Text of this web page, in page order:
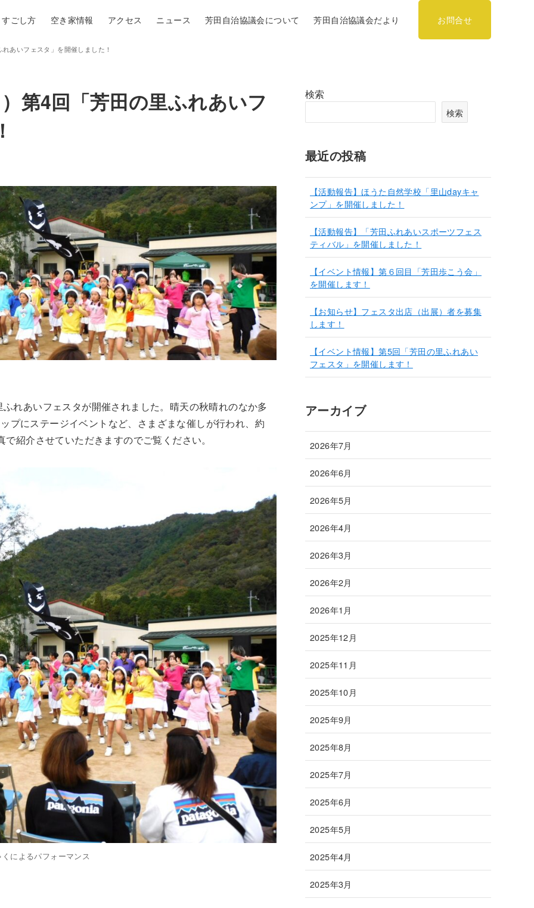
すごし方 空き家情報 アクセス ニュース 芳田自治協議会について 芳田自治協議会だより お問合せ
あいフェスタ」を開催しました！
第4回「芳田の里ふれあいフ
あいフェスタが開催されました。晴天の秋晴れのなか多
プにステージイベントなど、さまざまな催しが行われ、約
紹介させていただきますのでご覧ください。
によるパフォーマンス
検索
検索
最近の投稿
【活動報告】ほうた自然学校「里山dayキャ
ンプ」を開催しました！
【活動報告】「芳田ふれあいスポーツフェス
ティバル」を開催しました！
【イベント情報】第６回目「芳田歩こう会」
を開催します！
【お知らせ】フェスタ出店（出展）者を募集
します！
【イベント情報】第5回「芳田の里ふれあい
フェスタ」を開催します！
アーカイブ
2026年7月
2026年6月
2026年5月
2026年4月
2026年3月
2026年2月
2026年1月
2025年12月
2025年11月
2025年10月
2025年9月
2025年8月
2025年7月
2025年6月
2025年5月
2025年4月
2025年3月